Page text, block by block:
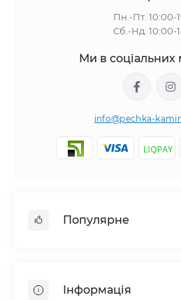
Пн.-Пт. 10:00-
Сб.-Нд. 10:00-
Ми в соціальних
info@pechka-
Популярне
Димарі
Інформація